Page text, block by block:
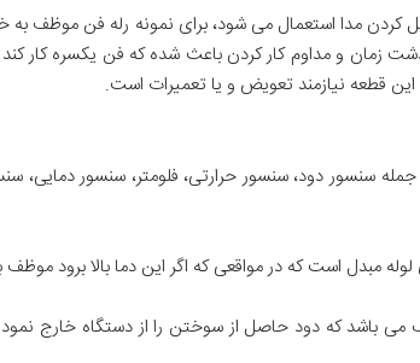
کردن مدا استعمال می شود، برای نمونه رله فن
و مداوم کار کردن باعث شده که فن یکسره کار کند
قطعه نیازمند تعویض و یا تعمیرات است.
سنسور دود، سنسور حرارتی، فلومتر، سنسور
مبدل است که در مواقعی که اگر این دما بالا برود
باشد که دود حاصل از سوختن را از دستگاه خارج